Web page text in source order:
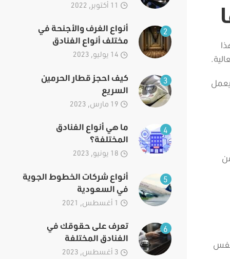
نفس
2
أنواع الغرف والأجنحة في
مختلف أنواع الفنادق
3
كيف احجز قطار الحرمين
السريع
4
ما هي أنواع الفنادق
المختلفة؟
5
أنواع شركات الخطوط الجوية
في السعودية
6
تعرف على حقوقك في
الفنادق المختلفة